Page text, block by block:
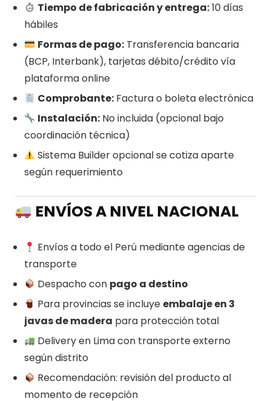
Tiempo de fabricación y entrega:10 días
hábiles
Formas de pago:Transferencia bancaria
(BCP, Interbank), tarjetas débito/crédito vía
plataforma online
Comprobante:Factura o boleta electrónica
Instalación:No incluida (opcional bajo
coordinación técnica)
Sistema Builder opcional se cotiza aparte
según requerimiento
ENVÍOS A NIVEL NACIONAL
Envíos a todo el Perú mediante agencias de
transporte
Despacho con pago a destino
Para provincias se incluye embalaje en 3
javas de madera para protección total
Delivery en Lima con transporte externo
según distrito
Recomendación: revisión del producto al
momento de recepción